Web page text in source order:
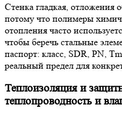
Стенка гладкая, отложения
потому что полимеры
отопления часто
чтобы беречь стальные
паспорт: класс, SDR, PN,
реальный предел для
Теплоизоляция и
теплопроводность и